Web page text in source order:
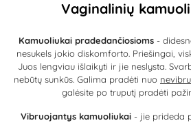
Vaginalinių
Kamuoliukai pradedančiosioms -
nesukels jokio diskomforto. Priešingai,
Juos lengviau išlaikyti ir jie neslysta.
nebūtų sunkūs. Galima pradėti nuo
galėsite po truputį pradėti
Vibruojantys kamuoliukai - jie prideda